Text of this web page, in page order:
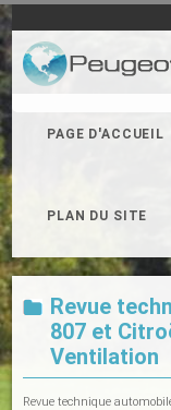
PAGE D'ACCUEIL
PLAN DU SITE
Revue
807 et
Ventilation
Revue technique